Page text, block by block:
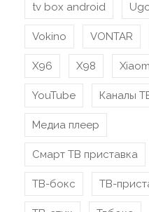
tv box android
Vokino VONTAR
X96 X98
YouTube Каналы
Медиа плеер
Смарт ТВ приставка
ТВ-бокс ТВ-